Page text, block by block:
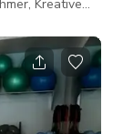
Kreative
und wachsen
da zu